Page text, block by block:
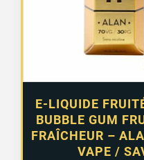
E-LIQUIDE
BUBBLE GUM
FRAÎCHEUR –
VAPE /